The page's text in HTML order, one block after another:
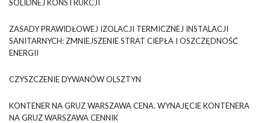
SOLIDNEJ KONSTRUKCJI
ZASADY PRAWIDŁOWEJ IZOLACJI TERMICZNEJ INSTALACJI
SANITARNYCH: ZMNIEJSZENIE STRAT CIEPŁA I OSZCZĘDNOŚĆ
ENERGII
CZYSZCZENIE DYWANÓW OLSZTYN
KONTENER NA GRUZ WARSZAWA CENA. WYNAJĘCIE KONTENERA
NA GRUZ WARSZAWA CENNIK